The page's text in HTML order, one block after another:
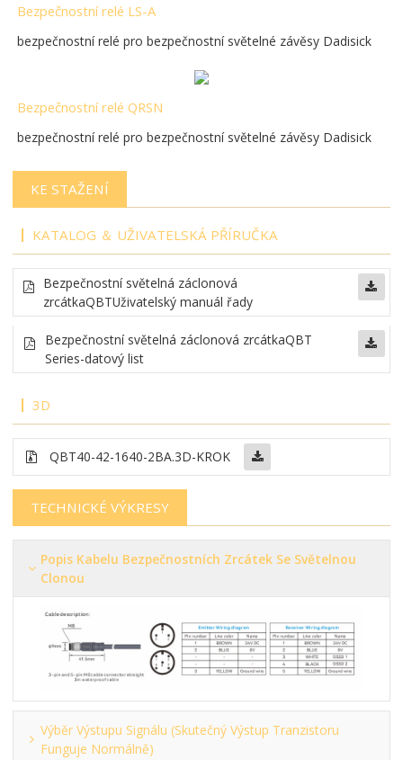
Bezpečnostní relé LS-A
bezpečnostní relé pro bezpečnostní světelné závěsy Dadisick
Bezpečnostní relé QRSN
bezpečnostní relé pro bezpečnostní světelné závěsy Dadisick
KE STAŽENÍ
KATALOG ＆ UŽIVATELSKÁ PŘÍRUČKA
Bezpečnostní světelná záclonová
zrcátkaQBTUživatelský manuál řady
Bezpečnostní světelná záclonová zrcátkaQBT
Series-datový list
3D
QBT40-42-1640-2BA.3D-KROK
TECHNICKÉ VÝKRESY
Popis Kabelu Bezpečnostních Zrcátek Se Světelnou
Clonou
Výběr Výstupu Signálu (skutečný Výstup Tranzistoru
Funguje Normálně)